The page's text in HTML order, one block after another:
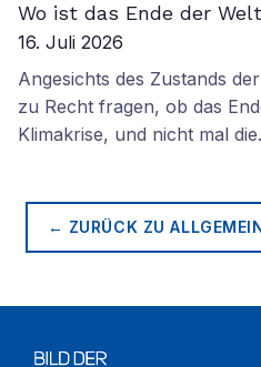
Wo ist das Ende der
16. Juli 2026
Angesichts des Zustands
zu Recht fragen, ob das
Klimakrise, und nicht mal
← ZURÜCK ZU